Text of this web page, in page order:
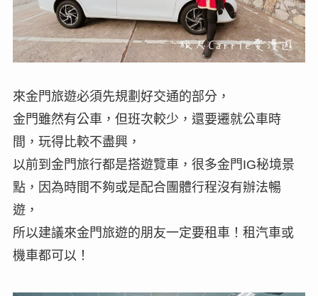
來金門旅遊必須先規劃好交通的部分，
金門雖然有公車，但班次較少，還要遷就公車時
間，玩得比較不盡興，
以前到金門旅行都是搭遊覽車，很多金門IG秘境景
點，因為時間不夠或是配合團體行程沒有辦法暢
遊，
所以建議來金門旅遊的朋友一定要租車！租汽車或
機車都可以！